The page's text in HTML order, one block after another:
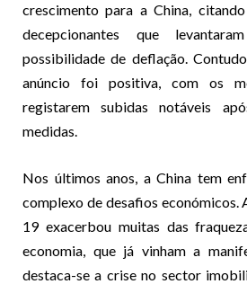
crescimento para a China,
decepcionantes que
possibilidade de deflação.
anúncio foi positiva, com os
registarem subidas notáveis
medidas.
Nos últimos anos, a China tem
complexo de desafios económicos.
19 exacerbou muitas das
economia, que já vinham a
destaca-se a crise no sector